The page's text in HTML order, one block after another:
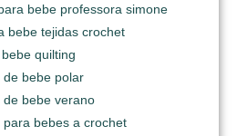
bebe professora simone
bebe tejidas crochet
quilting
bebe polar
bebe verano
bebes a crochet